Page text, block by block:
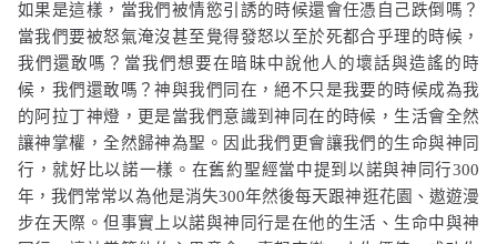
如果是這樣，當我們被情慾引誘的時候還會任憑自己跌倒嗎？
當我們要被怒氣淹沒甚至覺得發怒以至於死都合乎理的時候，
我們還敢嗎？當我們想要在暗昧中說他人的壞話與造謠的時
候，我們還敢嗎？神與我們同在，絕不只是我要的時候成為我
的阿拉丁神燈，更是當我們意識到神同在的時候，生活會全然
讓神掌權，全然歸神為聖。因此我們更會讓我們的生命與神同
行，就好比以諾一樣。在舊約聖經當中提到以諾與神同行300
年，我們常常以為他是消失300年然後每天跟神逛花園、遨遊漫
步在天際。但事實上以諾與神同行是在他的生活、生命中與神